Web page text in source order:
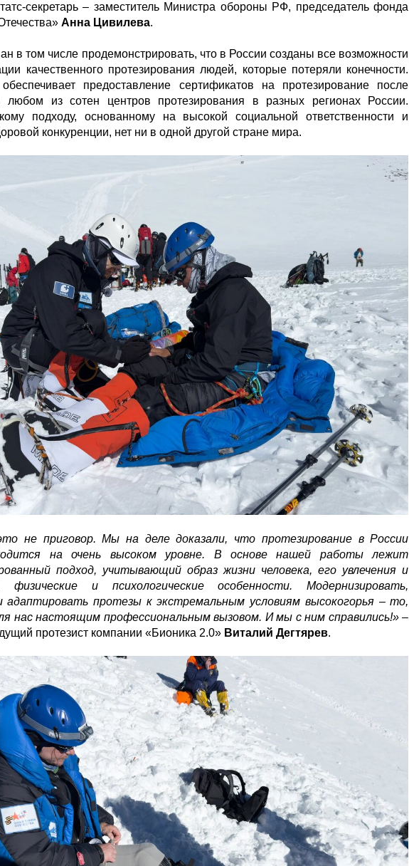
секретарь – заместитель Министра обороны РФ, председатель фонда
Анна Цивилева.
в том числе продемонстрировать, что в России созданы все возможности
качественного протезирования людей, которые потеряли конечности.
обеспечивает предоставление сертификатов на протезирование после
любом из сотен центров протезирования в разных регионах России.
подходу, основанному на высокой социальной ответственности и
конкуренции, нет ни в одной другой стране мира.
не приговор. Мы на деле доказали, что протезирование в России
на очень высоком уровне. В основе нашей работы лежит
подход, учитывающий образ жизни человека, его увлечения и
физические и психологические особенности. Модернизировать,
адаптировать протезы к экстремальным условиям высокогорья –то,
нас настоящим профессиональным вызовом. И мы с ним справились!»–
протезист компании «Бионика 2.0» Виталий Дегтярев.